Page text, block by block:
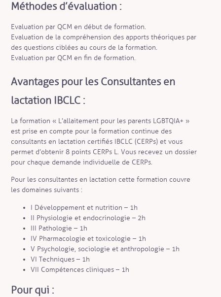
Méthodes d’évaluation :
Evaluation par QCM en début de formation.
Evaluation de la compréhension des apports théoriques par
des questions ciblées au cours de la formation.
Evaluation par QCM en fin de formation.
Avantages pour les Consultantes en
lactation IBCLC :
La formation « L’allaitement pour les parents LGBTQIA+ »
est prise en compte pour la formation continue des
consultants en lactation certifiés IBCLC (CERPs) et vous
permet d’obtenir 8 points CERPs L. Vous recevez un dossier
pour chaque demande individuelle de CERPs.
Pour les consultantes en lactation cette formation couvre
les domaines suivants :
I Développement et nutrition – 1h
II Physiologie et endocrinologie – 2h
III Pathologie – 1h
IV Pharmacologie et toxicologie – 1h
V Psychologie, sociologie et anthropologie – 1h
VI Techniques – 1h
VII Compétences cliniques – 1h
Pour qui :